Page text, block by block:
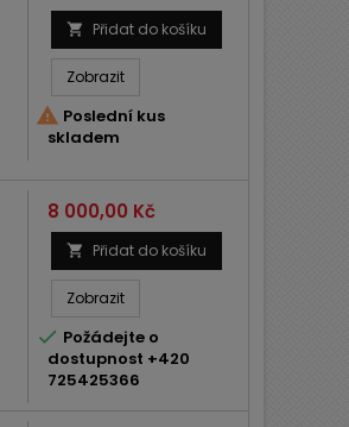
 Přidat do košíku
Zobrazit
 Poslední kus
skladem
Cena
8 000,00 Kč
 Přidat do košíku
Zobrazit
 Požádejte o
dostupnost +420
725425366